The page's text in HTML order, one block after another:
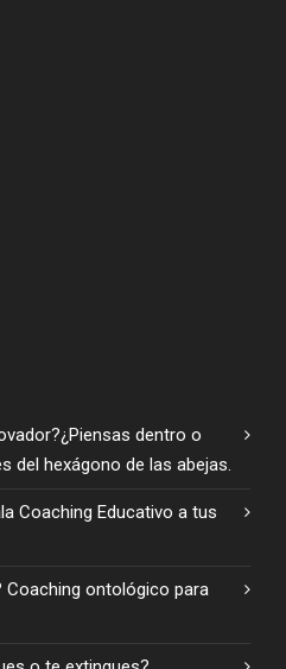
dentro o
del hexágono de las abejas.
Coaching Educativo a tus
ontológico para